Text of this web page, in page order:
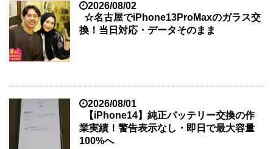
2026/08/02
☆名古屋でiPhone13ProMaxのガラス交
換！当日対応・データそのまま
2026/08/01
【iPhone14】純正バッテリー交換の作
業実績！警告表示なし・即日で最大容量
100%へ